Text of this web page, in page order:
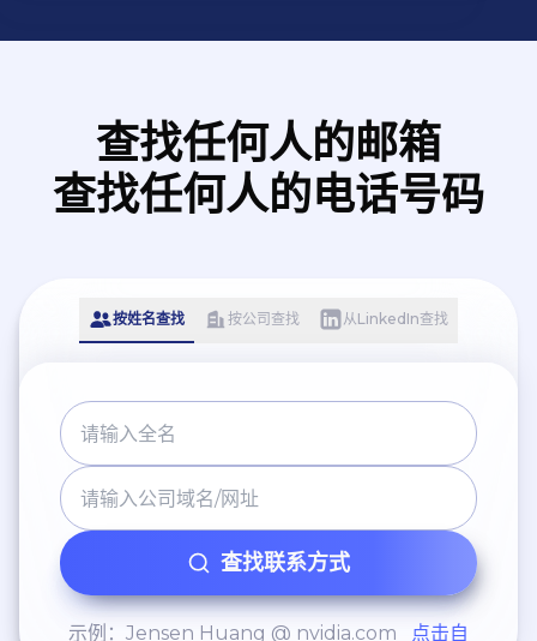
查找任何人的邮箱
查找任何人的电话号码
按姓名查找 按公司查找 从LinkedIn查找
查找联系方式
示例：Jensen Huang @ nvidia.com 点击自